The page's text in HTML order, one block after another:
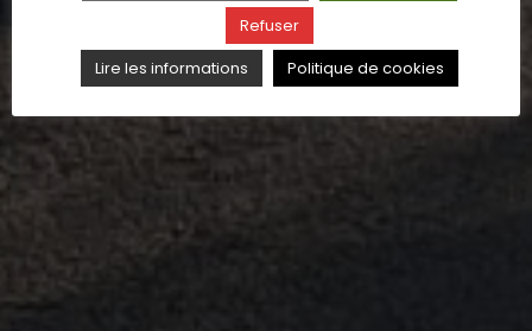
Refuser
Lire les informations
Politique de cookies